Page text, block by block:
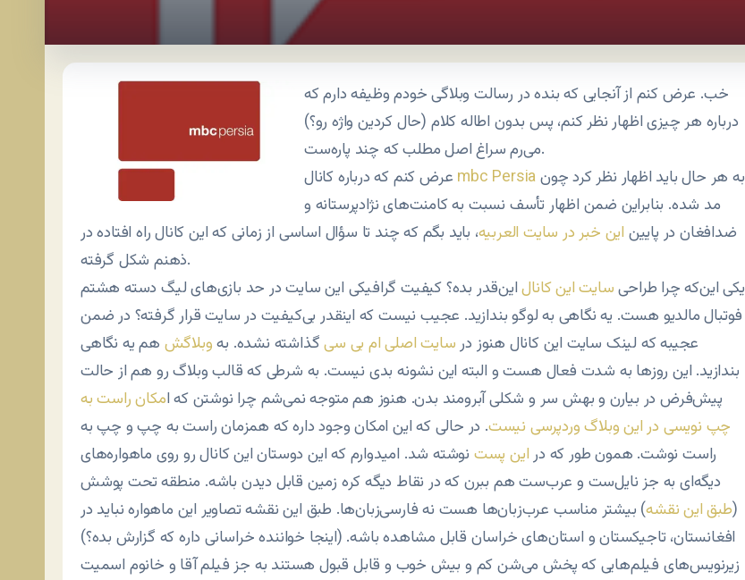
خب. عرض کنم از آنجایی که بنده در رسالت وبلاگی خودم وظیفه دارم که
درباره هر چیزی اظهار نظر کنم، پس بدون اطاله کلام (حال کردین واژه رو؟)
می‌رم سراغ اصل مطلب که چند پاره‌ست.
mbc Persiaبه هر حال باید اظهار نظر کرد چون
مد شده. بنابراین ضمن اظهار تأسف نسبت به کامنت‌های نژادپرستانه و
ضدافغان در پایین این خبر در سایت العربیه، باید بگم که چند تا سؤال اساسی از زمانی که این کانال راه افتاده در
ذهنم شکل گرفته.
یکی این‌که چرا طراحیسایت این کانالاین‌قدر بده؟ کیفیت گرافیکی این سایت در حد بازی‌های لیگ دسته هشتم
فوتبال مالدیو هست. یه نگاهی به لوگو بندازید. عجیب نیست که اینقدر بی‌کیفیت در سایت قرار گرفته؟ در ضمن
عجیبه که لینک سایت این کانال هنوز در سایت اصلی ام بی سیگذاشته نشده. بهوبلاگش هم یه نگاهی
بندازید. این روزها به شدت فعال هست و البته این نشونه بدی نیست. به شرطی که قالب وبلاگ رو هم از حالت
پیش‌فرض در بیارن و بهش سر و شکلی آبرومند بدن. هنوز هم متوجه نمی‌شم چرا نوشتن که امکان راست به
چپ نویسی در این وبلاگ وردپرسی نیست. در حالی که این امکان وجود داره که همزمان راست به چپ و چپ به
راست نوشت. همون طور که در این پست نوشته شد. امیدوارم که این دوستان این کانال رو روی ماهواره‌های
دیگه‌ای به جز نایل‌ست و عرب‌ست هم ببرن که در نقاط دیگه کره زمین قابل دیدن باشه. منطقه تحت پوشش
(طبق این نقشه) بیشتر مناسب عرب‌زبان‌ها هست نه فارسی‌زبان‌ها. طبق این نقشه تصاویر این ماهواره نباید در
افغانستان، تاجیکستان و استان‌های خراسان قابل مشاهده باشه. (اینجا خواننده خراسانی داره که گزارش بده؟)
زیرنویس‌های فیلم‌هایی که پخش می‌شن کم و بیش خوب و قابل قبول هستند به جز فیلم آقا و خانوم اسمیت